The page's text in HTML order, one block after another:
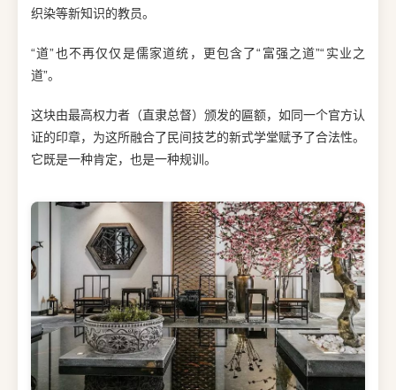
织染等新知识的教员。
“道”也不再仅仅是儒家道统，更包含了“富强之道”“实业之
道”。
这块由最高权力者（直隶总督）颁发的匾额，如同一个官方认
证的印章，为这所融合了民间技艺的新式学堂赋予了合法性。
它既是一种肯定，也是一种规训。